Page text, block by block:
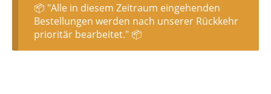
📦 "Alle in diesem Zeitraum eingehenden
Bestellungen werden nach unserer Rückkehr
prioritär bearbeitet." 📦